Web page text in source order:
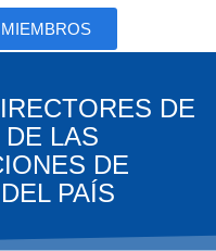
DE
LAS
DE
PAÍS